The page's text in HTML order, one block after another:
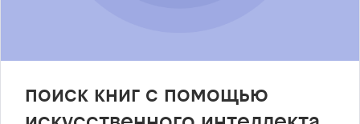
поиск книг с помощью